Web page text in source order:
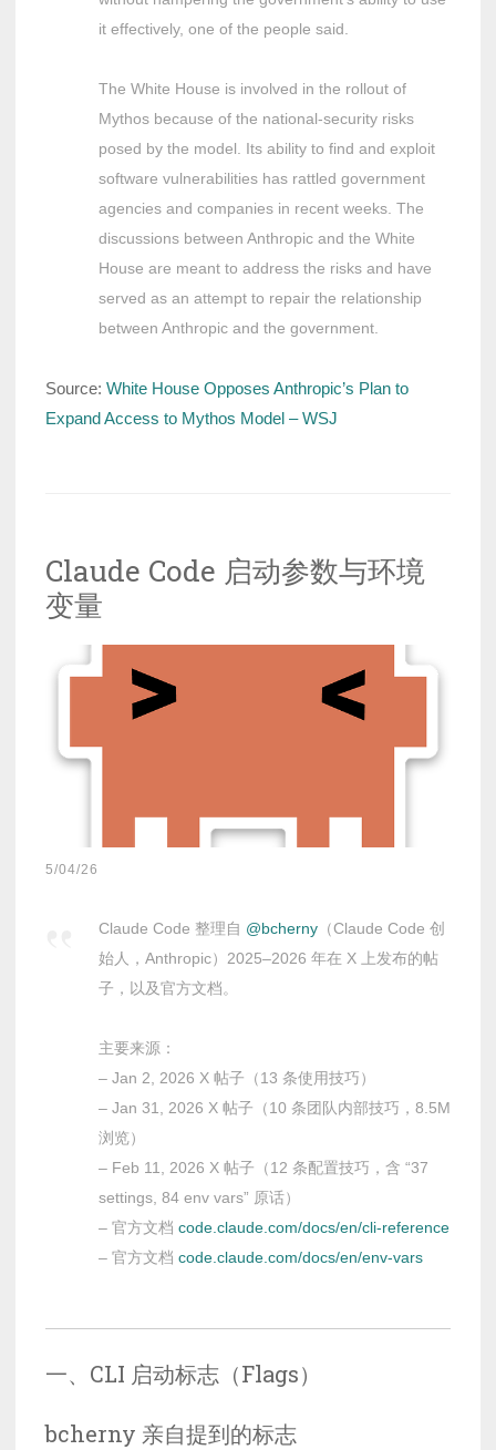
it effectively, one of the people said.
The White House is involved in the rollout of
Mythos because of the national-security risks
posed by the model. Its ability to find and exploit
software vulnerabilities has rattled government
agencies and companies in recent weeks. The
discussions between Anthropic and the White
House are meant to address the risks and have
served as an attempt to repair the relationship
between Anthropic and the government.
Source: White House Opposes Anthropic’s Plan to
Expand Access to Mythos Model – WSJ
Claude Code 启动参数与环境
变量
5/04/26
Claude Code 整理自 @bcherny （Claude Code 创
始人，Anthropic）2025–2026 年在 X 上发布的帖
子，以及官方文档。
主要来源：
– Jan 2, 2026 X 帖子（13 条使用技巧）
– Jan 31, 2026 X 帖子（10 条团队内部技巧，8.5M
浏览）
– Feb 11, 2026 X 帖子（12 条配置技巧，含 “37
settings, 84 env vars” 原话）
– 官方文档 code.claude.com/docs/en/cli-reference
– 官方文档 code.claude.com/docs/en/env-vars
一、CLI 启动标志（Flags）
bcherny 亲自提到的标志